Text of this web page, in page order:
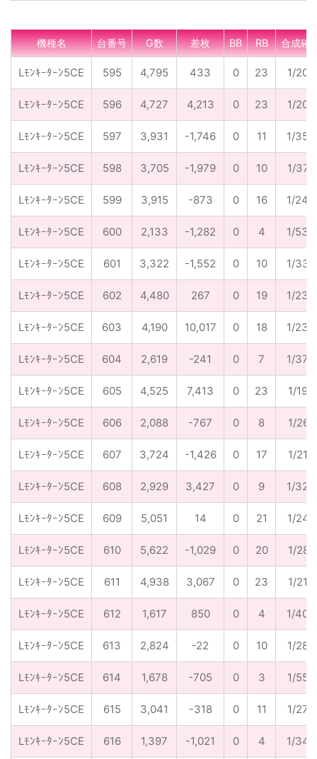
機種名 台番号 G数 差枚 BB RB 合成確
Lﾓﾝｷｰﾀｰﾝ5CE 595 4,795 433 0 23 1/208
Lﾓﾝｷｰﾀｰﾝ5CE 596 4,727 4,213 0 23 1/206
Lﾓﾝｷｰﾀｰﾝ5CE 597 3,931 -1,746 0 11 1/357
Lﾓﾝｷｰﾀｰﾝ5CE 598 3,705 -1,979 0 10 1/371
Lﾓﾝｷｰﾀｰﾝ5CE 599 3,915 -873 0 16 1/245
Lﾓﾝｷｰﾀｰﾝ5CE 600 2,133 -1,282 0 4 1/533
Lﾓﾝｷｰﾀｰﾝ5CE 601 3,322 -1,552 0 10 1/332
Lﾓﾝｷｰﾀｰﾝ5CE 602 4,480 267 0 19 1/236
Lﾓﾝｷｰﾀｰﾝ5CE 603 4,190 10,017 0 18 1/233
Lﾓﾝｷｰﾀｰﾝ5CE 604 2,619 -241 0 7 1/374
Lﾓﾝｷｰﾀｰﾝ5CE 605 4,525 7,413 0 23 1/197
Lﾓﾝｷｰﾀｰﾝ5CE 606 2,088 -767 0 8 1/261
Lﾓﾝｷｰﾀｰﾝ5CE 607 3,724 -1,426 0 17 1/219
Lﾓﾝｷｰﾀｰﾝ5CE 608 2,929 3,427 0 9 1/325
Lﾓﾝｷｰﾀｰﾝ5CE 609 5,051 14 0 21 1/241
Lﾓﾝｷｰﾀｰﾝ5CE 610 5,622 -1,029 0 20 1/281
Lﾓﾝｷｰﾀｰﾝ5CE 611 4,938 3,067 0 23 1/215
Lﾓﾝｷｰﾀｰﾝ5CE 612 1,617 850 0 4 1/404
Lﾓﾝｷｰﾀｰﾝ5CE 613 2,824 -22 0 10 1/282
Lﾓﾝｷｰﾀｰﾝ5CE 614 1,678 -705 0 3 1/559
Lﾓﾝｷｰﾀｰﾝ5CE 615 3,041 -318 0 11 1/276
Lﾓﾝｷｰﾀｰﾝ5CE 616 1,397 -1,021 0 4 1/349